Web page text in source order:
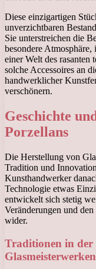
Diese einzigartigen
unverzichtbaren
Sie unterstreichen die
besondere
einer Welt des rasanten
solche Accessoires an
handwerklicher
verschönern.
Geschichte
Porzellans
Die Herstellung von
Tradition und
Kunsthandwerker
Technologie etwas
entwickelt sich stetig
Veränderungen und
wider.
Traditionen in der
Glasmeisterwerken